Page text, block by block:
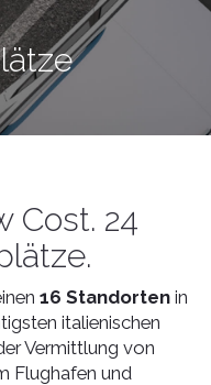
Cost. 24
16 Standorten in
italienischen
Vermittlung von
Flughafen und